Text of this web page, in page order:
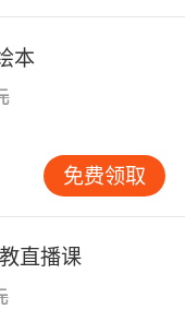
的巧克力西梅挞
本
免费领取
直播课